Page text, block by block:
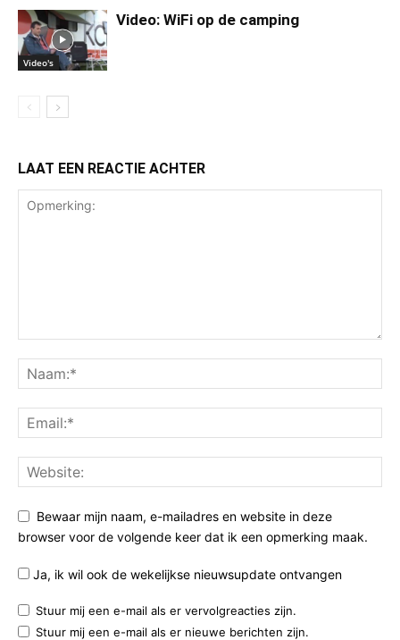
Video's
Video: WiFi op de camping
LAAT EEN REACTIE ACHTER
Bewaar mijn naam, e-mailadres en website in deze
browser voor de volgende keer dat ik een opmerking maak.
Ja, ik wil ook de wekelijkse nieuwsupdate ontvangen
Stuur mij een e-mail als er vervolgreacties zijn.
Stuur mij een e-mail als er nieuwe berichten zijn.